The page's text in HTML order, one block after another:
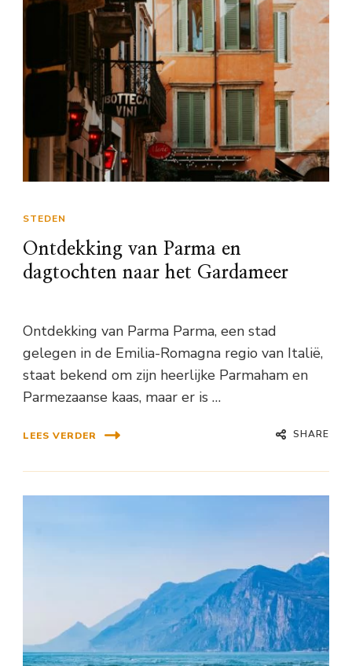
STEDEN
Ontdekking van Parma en
dagtochten naar het Gardameer
Ontdekking van Parma Parma, een stad
gelegen in de Emilia-Romagna regio van Italië,
staat bekend om zijn heerlijke Parmaham en
Parmezaanse kaas, maar er is …
LEES VERDER SHARE